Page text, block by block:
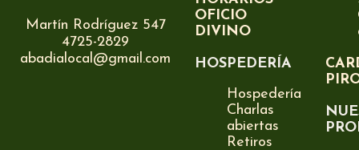
Martín Rodríguez 547
4725-2829
abadialocal@gmail.com
OFICIO
DIVINO
HOSPEDERÍA
Hospedería
Charlas
abiertas
Retiros